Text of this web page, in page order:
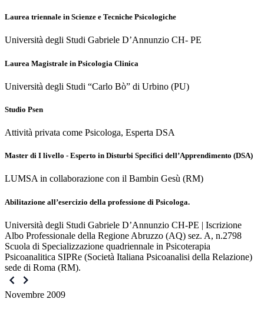
Laurea triennale in Scienze e Tecniche Psicologiche
Università degli Studi Gabriele D’Annunzio CH- PE
Laurea Magistrale in Psicologia Clinica
Università degli Studi “Carlo Bò” di Urbino (PU)
Studio Psen
Attività privata come Psicologa, Esperta DSA
Master di I livello - Esperto in Disturbi Specifici dell’Apprendimento (DSA)
LUMSA in collaborazione con il Bambin Gesù (RM)
Abilitazione all’esercizio della professione di Psicologa.
Università degli Studi Gabriele D’Annunzio CH-PE | Iscrizione
Albo Professionale della Regione Abruzzo (AQ) sez. A, n.2798
Scuola di Specializzazione quadriennale in Psicoterapia
Psicoanalitica SIPRe (Società Italiana Psicoanalisi della Relazione)
sede di Roma (RM).
Novembre 2009